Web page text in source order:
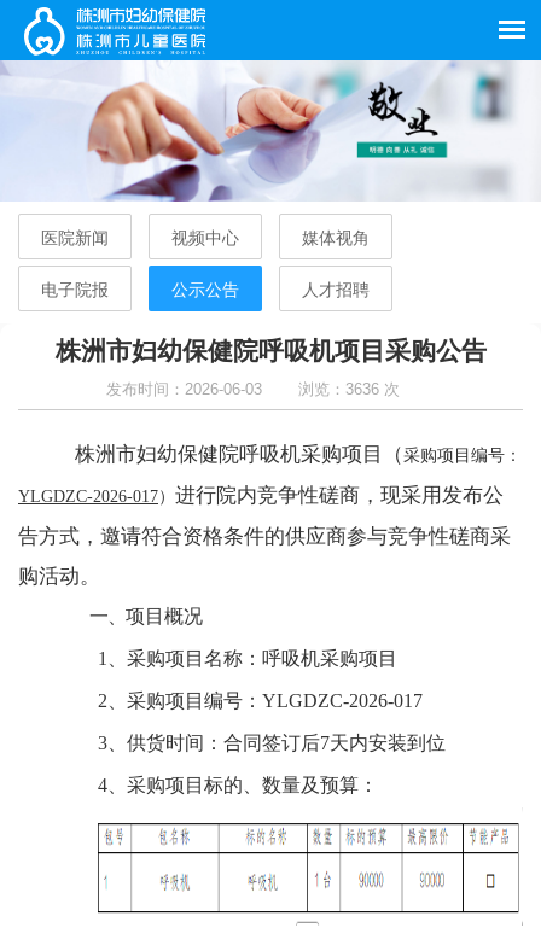
医院新闻 视频中心 媒体视角
电子院报 公示公告 人才招聘
株洲市妇幼保健院呼吸机项目采购公告
发布时间：2026-06-03 浏览：3636 次
株洲市妇幼保健院呼吸机采购项目 （采购项目编号：
YLGDZC-2026-017） 进行院内竞争性磋商，现采用发布公
告方式，邀请符合资格条件的供应商参与竞争性磋商采
购活动。
一、 项目概况
1、采购项目名称：呼吸机采购项目
2 采购项目编号：YLGDZC-2026-017
3 供货时间：合同签订后7天内安装到位
4 采购项目标的、数量及预算 ：